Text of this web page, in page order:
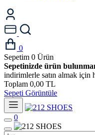
0
Sepetim 0 Ürün
Sepetinizde ürün
indirimlerle satın almak için
Toplam 0,00 TL
Sepeti Görüntüle
0